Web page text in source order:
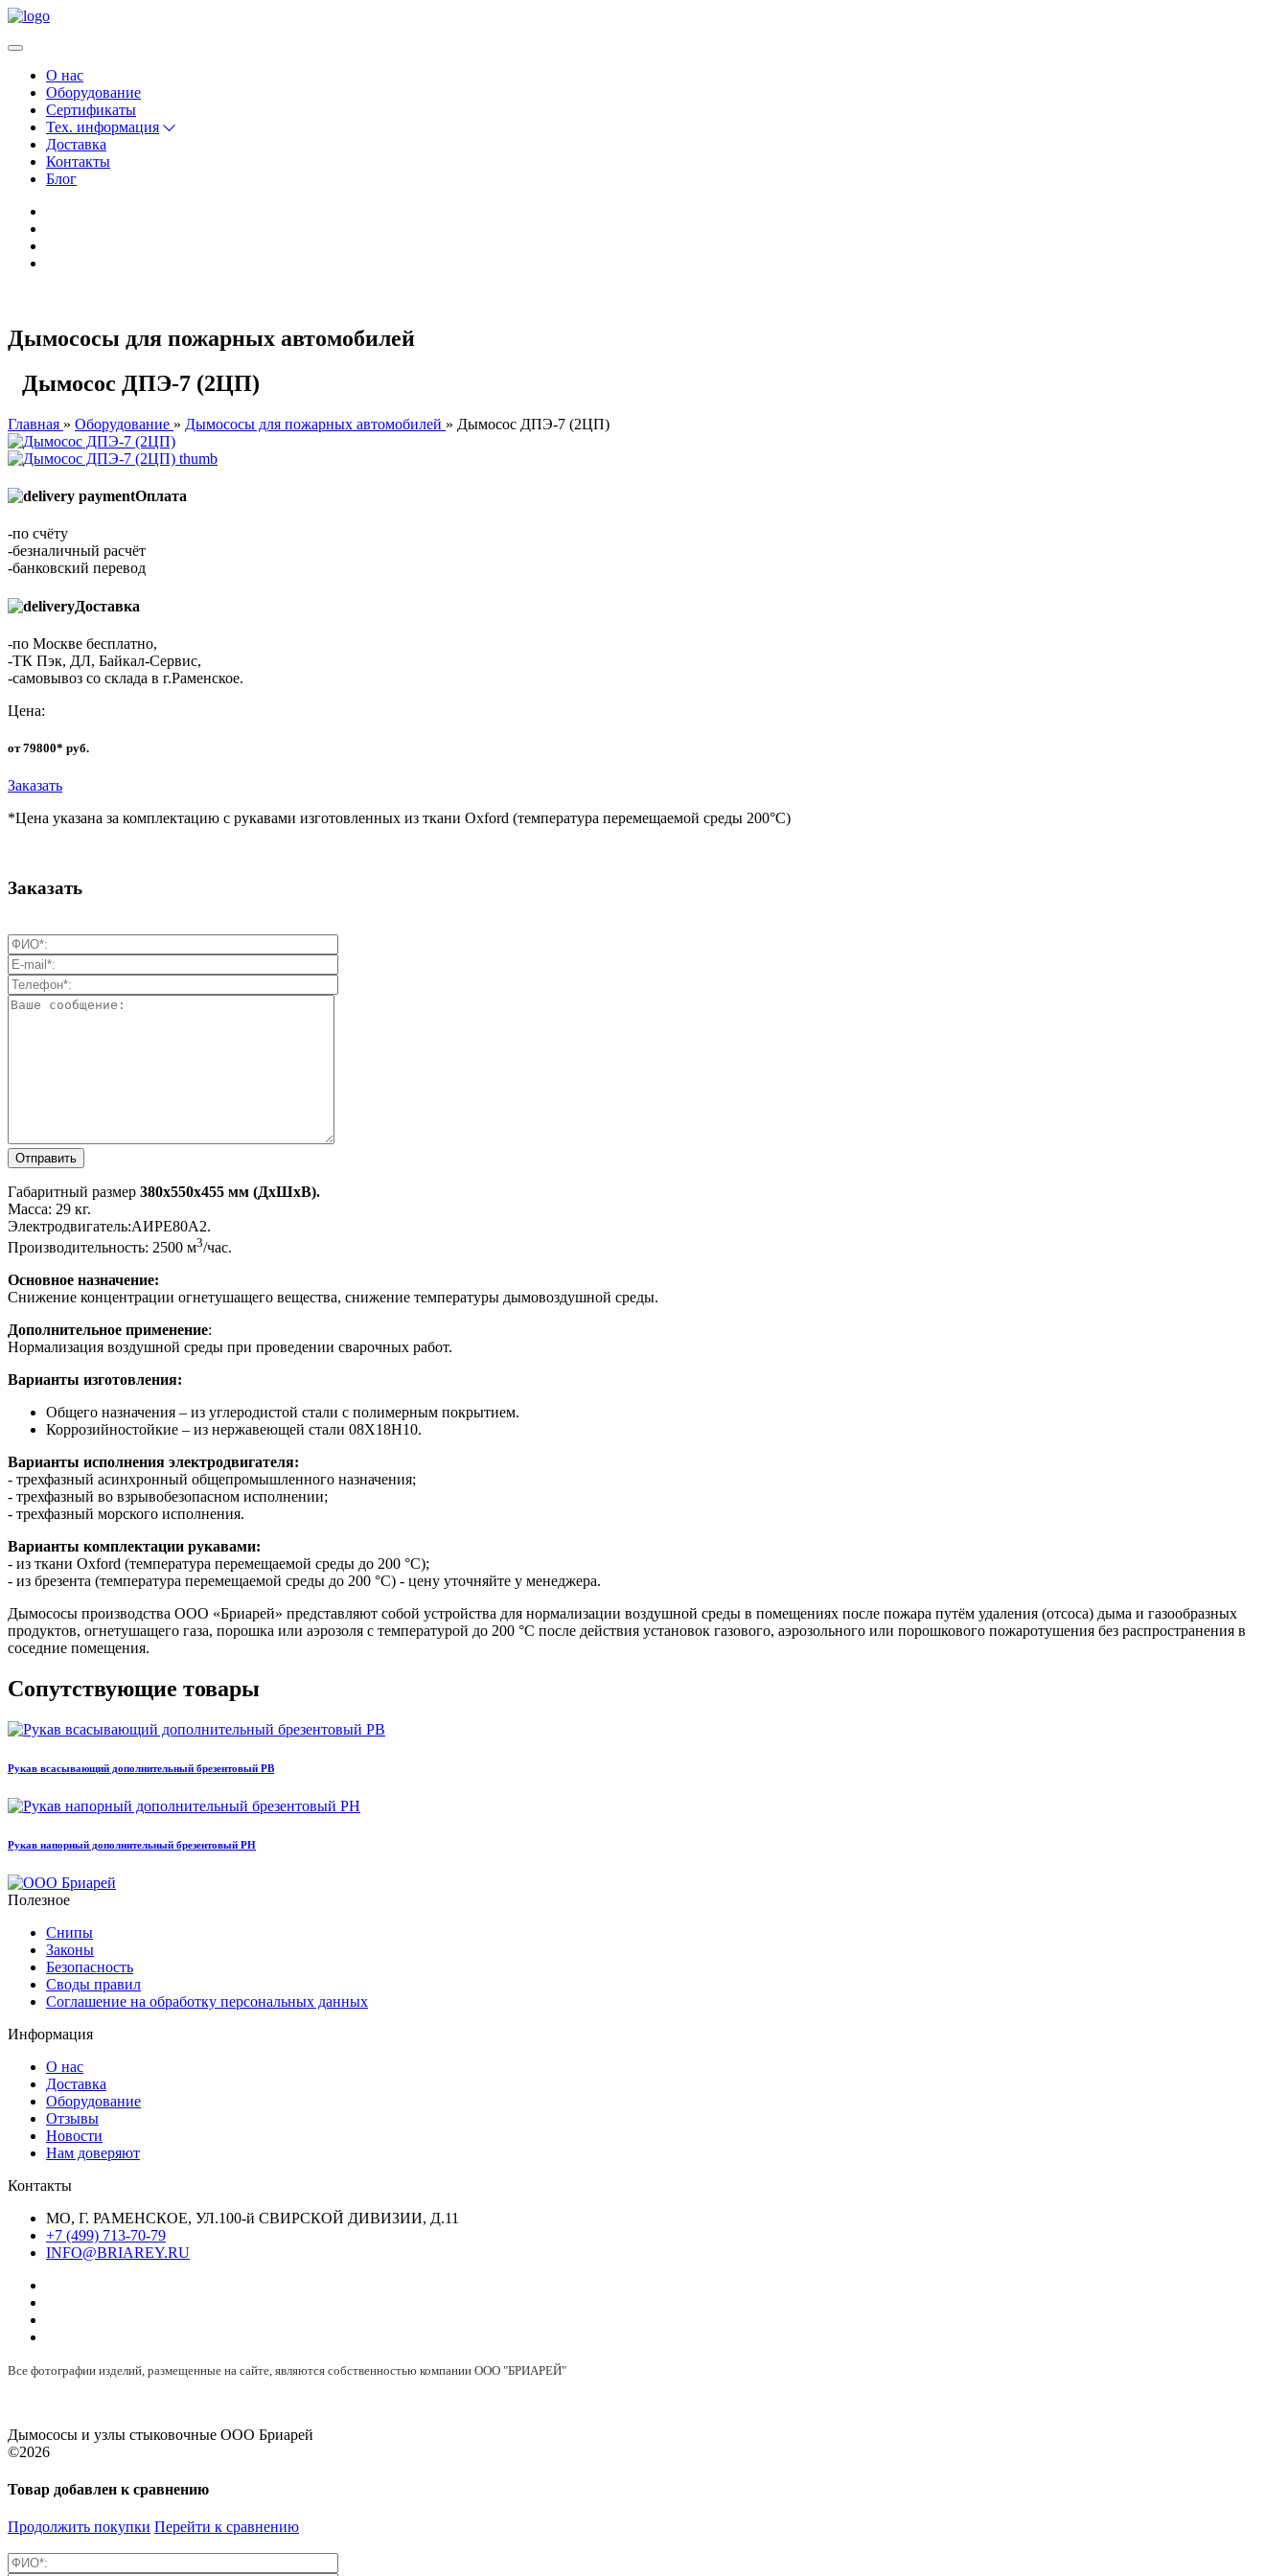
О нас
Оборудование
Сертификаты
Тех. информация
Доставка
Контакты
Блог
Дымососы для пожарных автомобилей
Дымосос ДПЭ-7 (2ЦП)
Главная Оборудование Дымососы для пожарных автомобилей Дымосос ДПЭ-7 (2ЦП)
Оплата
-по счёту
-безналичный расчёт
-банковский перевод
Доставка
-по Москве бесплатно,
-ТК Пэк, ДЛ, Байкал-Сервис,
-самовывоз со склада в г.Раменское.
Цена:
от 79800* руб.
Заказать
*Цена указана за комплектацию с рукавами изготовленных из ткани Oxford (температура перемещаемой среды 200°C)
Заказать
Габаритный размер 380х550х455 мм (ДхШхВ).
Масса: 29 кг.
Электродвигатель:АИРЕ80А2.
Производительность: 2500 м3/час.
Основное назначение:
Снижение концентрации огнетушащего вещества, снижение температуры дымовоздушной среды.
Дополнительное применение:
Нормализация воздушной среды при проведении сварочных работ.
Варианты изготовления:
Общего назначения – из углеродистой стали с полимерным покрытием.
Коррозийностойкие – из нержавеющей стали 08Х18Н10.
Варианты исполнения электродвигателя:
- трехфазный асинхронный общепромышленного назначения;
- трехфазный во взрывобезопасном исполнении;
- трехфазный морского исполнения.
Варианты комплектации рукавами:
- из ткани Oxford (температура перемещаемой среды до 200 °C);
- из брезента (температура перемещаемой среды до 200 °C) - цену уточняйте у менеджера.
Дымососы производства ООО «Бриарей» представляют собой устройства для нормализации воздушной среды в помещениях после пожара путём удаления (отсоса) дыма и газообразных
продуктов, огнетушащего газа, порошка или аэрозоля с температурой до 200 °C после действия установок газового, аэрозольного или порошкового пожаротушения без распространения в
соседние помещения.
Сопутствующие товары
Рукав всасывающий дополнительный брезентовый РВ
Рукав напорный дополнительный брезентовый РН
Полезное
Снипы
Законы
Безопасность
Своды правил
Соглашение на обработку персональных данных
Информация
О нас
Доставка
Оборудование
Отзывы
Новости
Нам доверяют
Контакты
МО, Г. РАМЕНСКОЕ, УЛ.100-й СВИРСКОЙ ДИВИЗИИ, Д.11
+7 (499) 713-70-79
INFO@BRIAREY.RU
Все фотографии изделий, размещенные на сайте, являются собственностью компании ООО "БРИАРЕЙ"
Дымососы и узлы стыковочные ООО Бриарей
©2026
Товар добавлен к сравнению
Продолжить покупки Перейти к сравнению